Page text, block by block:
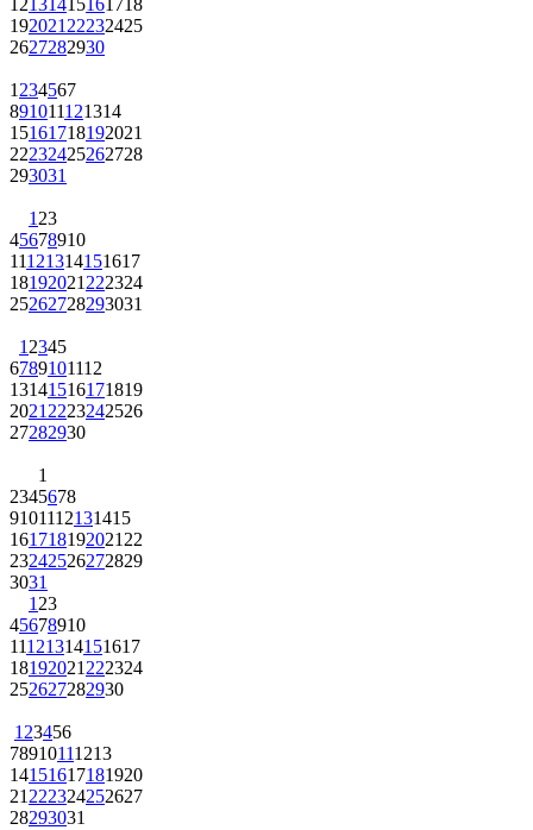
12131415161718
192021 22232425
2627282930
1 234567
891011121314
15161718192021
22232425262728
293031
1 23
45678910
11121314151617
18192021 222324
25262728293031
1 2345
6789101112
13141516171819
2021 2223242526
27282930
1
2345678
9101112131415
161718192021 22
23242526272829
3031
1 23
45678910
11121314151617
18192021 222324
252627282930
1 23456
78910111213
14151617181920
21 222324252627
28293031